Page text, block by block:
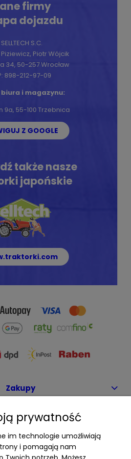
firmy
dojazdu
SELLTECH S.C.
Piotr Wójcik
34, 50-257 Wrocław
898-212-97-09
i magazynu:
9a, 55-100 Trzebnica
Z GOOGLE
także nasze
japońskie
Zakupy
Pomoc
prywatność
im technologie umożliwiają
i pomagają nam